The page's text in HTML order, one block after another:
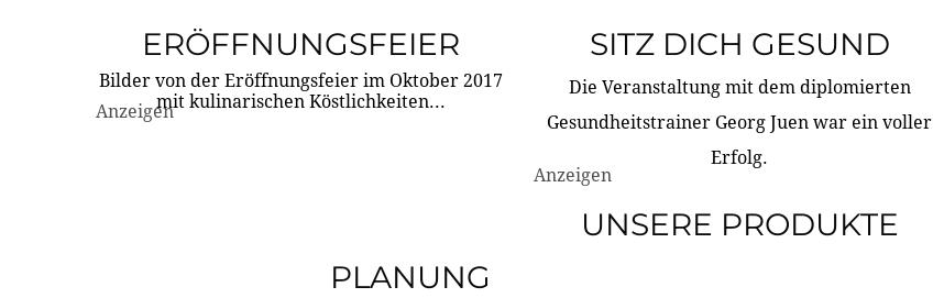
ERÖFFNUNGSFEIER
Bilder von der Eröffnungsfeier im Oktober 2017
mit kulinarischen Köstlichkeiten...
Anzeigen
SITZ DICH GESUND
Die Veranstaltung mit dem diplomierten
Gesundheitstrainer Georg Juen war ein voller
Erfolg.
Anzeigen
UNSERE PRODUKTE
PLANUNG